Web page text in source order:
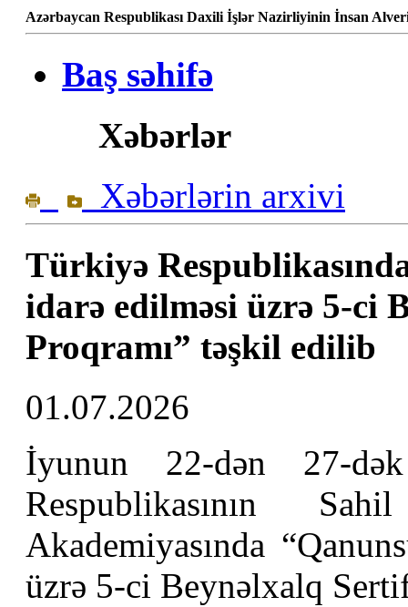
Azərbaycan Respublikası Daxili İşlər Nazirliyinin İnsan
Baş səhifə
Xəbərlər
Xəbərlərin arxivi
Türkiyə
idarə edilməsi üzrə 5-ci
Proqramı” təşkil edilib
01.07.2026
İyunun 22-dən 27-
Respublikasının
Akademiyasında
üzrə 5-ci Beynəlxalq